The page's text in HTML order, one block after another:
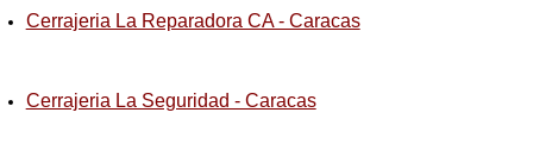
Cerrajeria La Reparadora CA - Caracas
Cerrajeria La Seguridad - Caracas